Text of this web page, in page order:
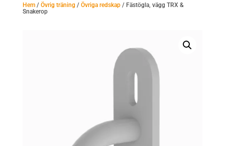
Hem/ Övrig träning / Övriga redskap/ Fästögla, vägg TRX &
Snakerop